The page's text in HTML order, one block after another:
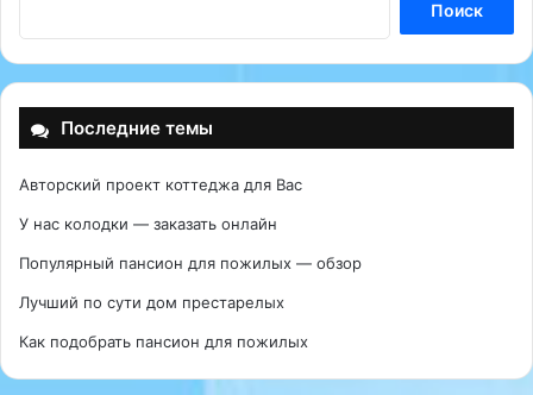
Последние темы
Авторский проект коттеджа для Вас
У нас колодки — заказать онлайн
Популярный пансион для пожилых — обзор
Лучший по сути дом престарелых
Как подобрать пансион для пожилых